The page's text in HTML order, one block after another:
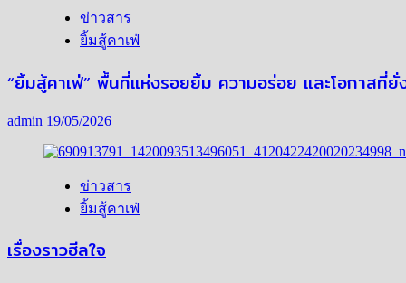
ข่าวสาร
ยิ้มสู้คาเฟ่
“ยิ้มสู้คาเฟ่” พื้นที่แห่งรอยยิ้ม ความอร่อย และโอกาสที่
admin 19/05/2026
ข่าวสาร
ยิ้มสู้คาเฟ่
เรื่องราวฮีลใจ